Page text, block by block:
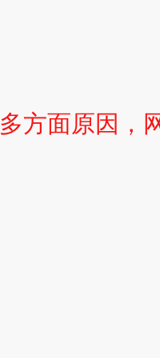
方面原因，